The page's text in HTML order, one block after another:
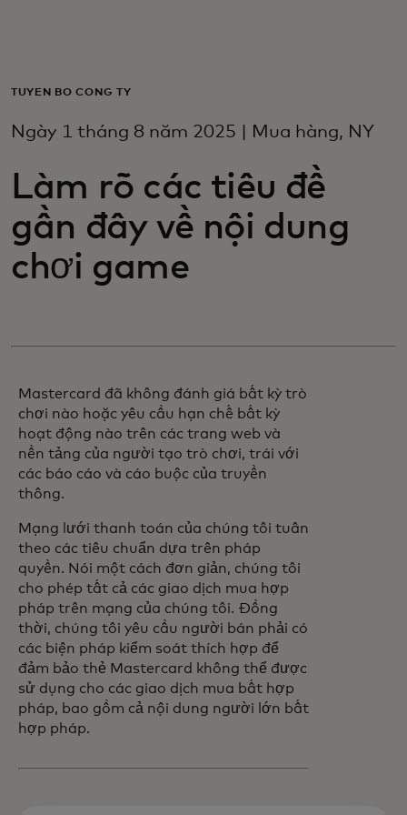
Dành cho doanh nghiệp
Dành cho nhà đổi mới
Tin tức và xu hướng
TUYÊN BỐ CÔNG TY
Ngày 1 tháng 8 năm 2025 | Mua hàng, NY
Làm rõ các tiêu đề
gần đây về nội dung
chơi game
Mastercard đã không đánh giá bất kỳ trò
chơi nào hoặc yêu cầu hạn chế bất kỳ
hoạt động nào trên các trang web và
nền tảng của người tạo trò chơi, trái với
các báo cáo và cáo buộc của truyền
thông.
Mạng lưới thanh toán của chúng tôi tuân
theo các tiêu chuẩn dựa trên pháp
quyền. Nói một cách đơn giản, chúng tôi
cho phép tất cả các giao dịch mua hợp
pháp trên mạng của chúng tôi. Đồng
thời, chúng tôi yêu cầu người bán phải có
các biện pháp kiểm soát thích hợp để
đảm bảo thẻ Mastercard không thể được
sử dụng cho các giao dịch mua bất hợp
pháp, bao gồm cả nội dung người lớn bất
hợp pháp.